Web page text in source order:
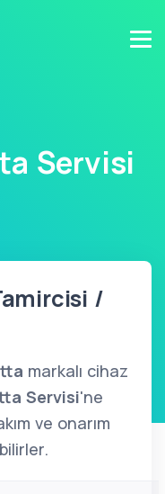
Servisi
/
markalı cihaz
Servisi'ne
ve onarım